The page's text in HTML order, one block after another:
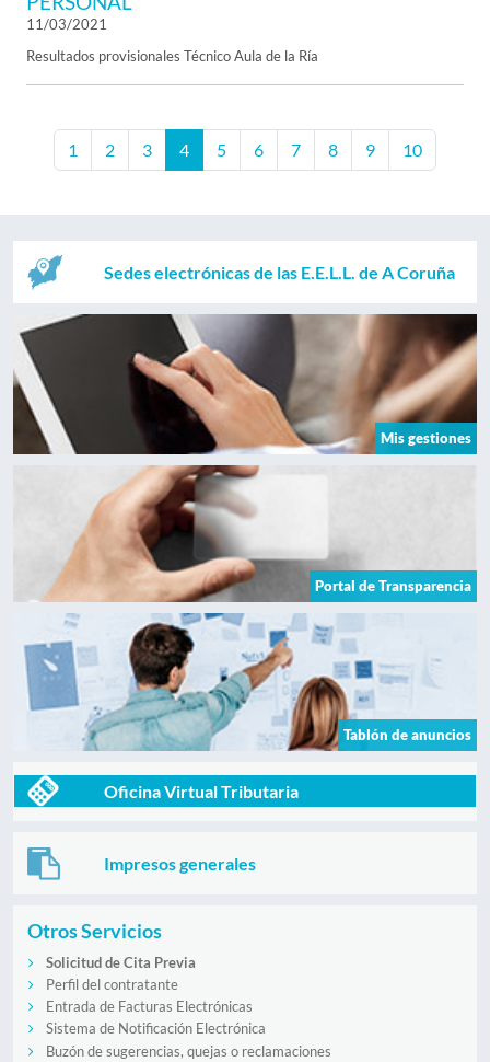
11/03/2021
Resultados provisionales Técnico Aula de la Ría
1 2 3 4 5 6 7 8 9 10
Sedes electrónicas de las E.E.L.L. de A Coruña
Mis gestiones
Portal de Transparencia
Tablón de anuncios
Oficina Virtual Tributaria
Impresos generales
Otros Servicios
Solicitud de Cita Previa
Perfil del contratante
Entrada de Facturas Electrónicas
Sistema de Notificación Electrónica
Buzón de sugerencias, quejas o reclamaciones